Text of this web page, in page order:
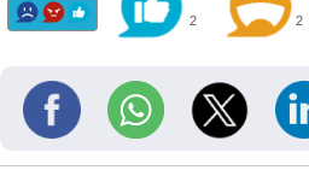
2 2